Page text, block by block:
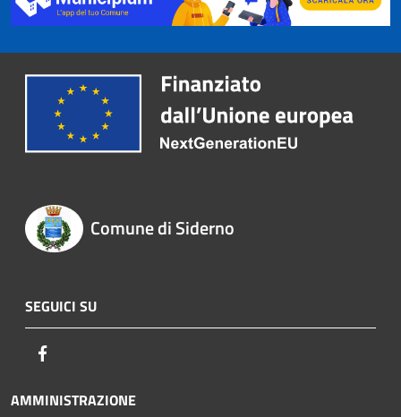
Comune di Siderno
SEGUICI SU
AMMINISTRAZIONE